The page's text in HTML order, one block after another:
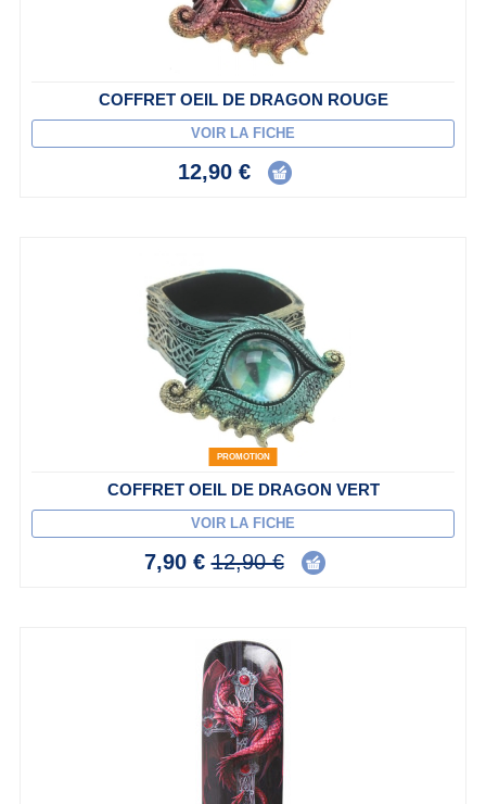
COFFRET OEIL DE DRAGON ROUGE
VOIR LA FICHE
12,90 €
PROMOTION
COFFRET OEIL DE DRAGON VERT
VOIR LA FICHE
7,90 €12,90 €